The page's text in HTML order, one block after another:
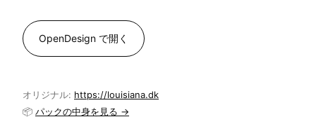
OpenDesign で開く
オリジナル: https://louisiana.dk
📦 パックの中身を見る →